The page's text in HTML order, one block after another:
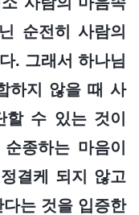
순전히 사람의
. 그래서 하나님
하지 않을 때 사
할 수 있는 것이
종하는 마음이
결케 되지 않고
는 것을 입증한